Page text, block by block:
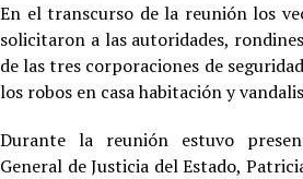
En el transcurso de la reunión los
solicitaron a las autoridades,
de las tres corporaciones de
los robos en casa habitación y
Durante la reunión estuvo
General de Justicia del Estado,